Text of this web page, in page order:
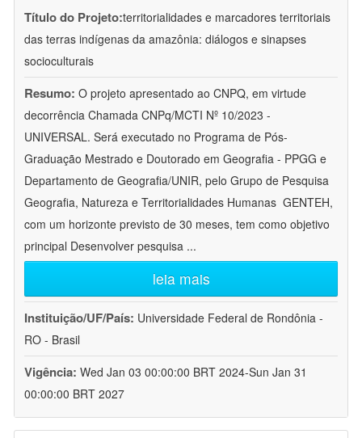
Título do Projeto:territorialidades e marcadores territoriais
das terras indígenas da amazônia: diálogos e sinapses
socioculturais
Resumo: O projeto apresentado ao CNPQ, em virtude
decorrência Chamada CNPq/MCTI Nº 10/2023 -
UNIVERSAL. Será executado no Programa de Pós-
Graduação Mestrado e Doutorado em Geografia - PPGG e
Departamento de Geografia/UNIR, pelo Grupo de Pesquisa
Geografia, Natureza e Territorialidades Humanas  GENTEH,
com um horizonte previsto de 30 meses, tem como objetivo
principal Desenvolver pesquisa ...
leia mais
Instituição/UF/País: Universidade Federal de Rondônia -
RO - Brasil
Vigência: Wed Jan 03 00:00:00 BRT 2024-Sun Jan 31
00:00:00 BRT 2027